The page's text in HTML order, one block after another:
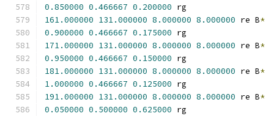
0.850000 0.466667 0.200000 rg
161.000000 131.000000 8.000000 8.000000 re B*
0.900000 0.466667 0.175000 rg
171.000000 131.000000 8.000000 8.000000 re B*
0.950000 0.466667 0.150000 rg
181.000000 131.000000 8.000000 8.000000 re B*
1.000000 0.466667 0.125000 rg
191.000000 131.000000 8.000000 8.000000 re B*
0.050000 0.500000 0.625000 rg